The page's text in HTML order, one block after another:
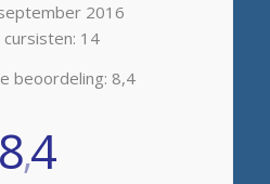
2016
cursisten: 14
beoordeling: 8,4
8,4